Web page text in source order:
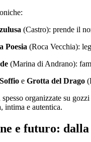
(Castro): prende il
Poesia (Roca Vecchia):
(Marina di Andrano):
e Grotta del Drago
spesso organizzate su
intima e autentica.
e futuro: